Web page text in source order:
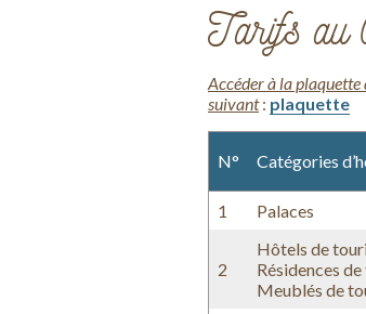
Tarifs au
Accéder à la
suivant: plaquette
N° Catégories
1 Palaces
2
Hôtels de
Résidences
Meublés de